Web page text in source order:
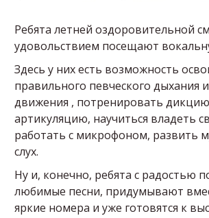
Ребята летней оздоровительной
удовольствием посещают
Здесь у них есть возможность
правильного певческого дыхания
движения , потренировать
артикуляцию, научиться владеть
работать с микрофоном, развить
слух.
Ну и, конечно, ребята с радостью
любимые песни, придумывают
яркие номера и уже готовятся к